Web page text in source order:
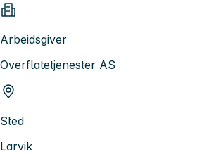
Arbeidsgiver
Overflatetjenester AS
Sted
Larvik